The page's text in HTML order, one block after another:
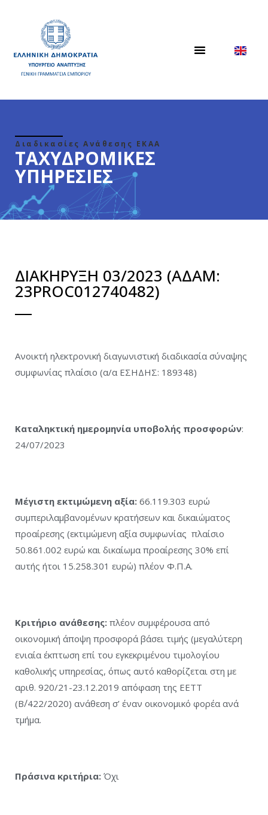
Διαδικασίες Ανάθεσης ΕΚΑΑ
ΤΑΧΥΔΡΟΜΙΚΕΣ
ΥΠΗΡΕΣΙΕΣ
ΔΙΑΚΗΡΥΞΗ 03/2023 (ΑΔΑΜ:
23PROC012740482)
Ανοικτή ηλεκτρονική διαγωνιστική διαδικασία σύναψης
συμφωνίας πλαίσιο (α/α ΕΣΗΔΗΣ: 189348)
Καταληκτική ημερομηνία υποβολής προσφορών:
24/07/2023
Μέγιστη εκτιμώμενη αξία: 66.119.303 ευρώ
συμπεριλαμβανομένων κρατήσεων και δικαιώματος
προαίρεσης (εκτιμώμενη αξία συμφωνίας πλαίσιο
50.861.002 ευρώ και δικαίωμα προαίρεσης 30% επί
αυτής ήτοι 15.258.301 ευρώ) πλέον Φ.Π.Α.
Κριτήριο ανάθεσης: πλέον συμφέρουσα από
οικονομική άποψη προσφορά βάσει τιμής (μεγαλύτερη
ενιαία έκπτωση επί του εγκεκριμένου τιμολογίου
καθολικής υπηρεσίας, όπως αυτό καθορίζεται στη με
αριθ. 920/21-23.12.2019 απόφαση της ΕΕΤΤ
(Β΄/422/2020) ανάθεση σ’ έναν οικονομικό φορέα ανά
τμήμα.
Πράσινα κριτήρια: Όχι